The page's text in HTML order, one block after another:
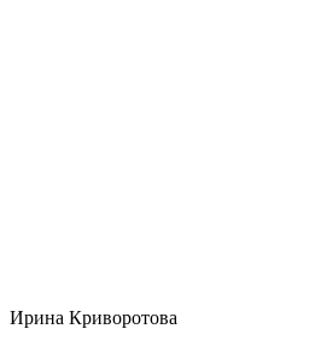
Ирина Криворотова